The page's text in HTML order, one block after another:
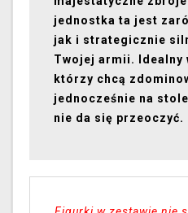
jednostka ta jest
jak i strategicznie
Twojej armii. Idealny
którzy chcą
jednocześnie na
nie da się przeoczyć.